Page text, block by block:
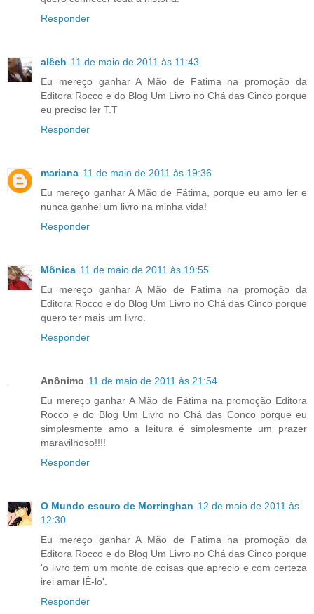
Responder
alêeh 11 de maio de 2011 às 11:43
Eu mereço ganhar A Mão de Fatima na promoção da
Editora Rocco e do Blog Um Livro no Chá das Cinco porque
eu preciso ler T.T
Responder
mariana 11 de maio de 2011 às 19:36
Eu mereço ganhar A Mão de Fátima, porque eu amo ler e
nunca ganhei um livro na minha vida!
Responder
Mônica 11 de maio de 2011 às 19:55
Eu mereço ganhar A Mão de Fatima na promoção da
Editora Rocco e do Blog Um Livro no Chá das Cinco porque
quero ter mais um livro.
Responder
Anônimo 11 de maio de 2011 às 21:54
Eu mereço ganhar A Mão de Fátima na promoção Editora
Rocco e do Blog Um Livro no Chá das Conco porque eu
simplesmente amo a leitura é simplesmente um prazer
maravilhoso!!!!
Responder
O Mundo escuro de Morringhan 12 de maio de 2011 às
12:30
Eu mereço ganhar A Mão de Fatima na promoção da
Editora Rocco e do Blog Um Livro no Chá das Cinco porque
'o livro tem um monte de coisas que aprecio e com certeza
irei amar lÊ-lo'.
Responder